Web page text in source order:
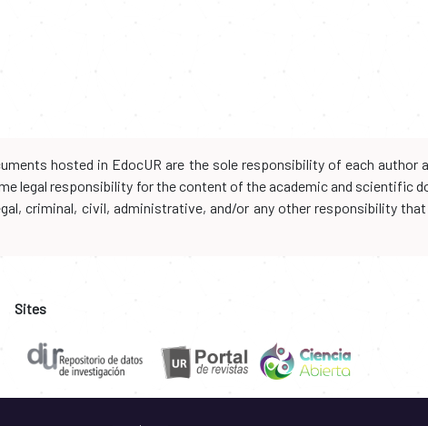
hosted in EdocUR are the sole responsibility of each
legal responsibility for the content of the academic and scientific
criminal, civil, administrative, and/or any other responsibility
Sites